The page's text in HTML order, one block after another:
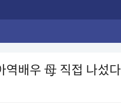
역배우 母 직접 나섰다